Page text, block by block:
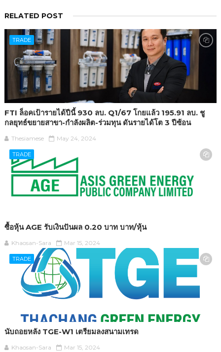
RELATED POST
TRADE
FTI ล็อคเป้ารายได้ปีนี้ 930 ลบ. Q1/67 โกยแล้ว 195.91 ลบ. ชู
กลยุทธ์ขยายสาขา-กำลังผลิต-ร่วมทุน ดันรายได้โต 3 ปีซ้อน
Thesiamese May 24, 2024
TRADE
ซื้อหุ้น AGE รับเงินปันผล 0.20 บาท บาท/หุ้น
Khaosan-Sara Mar 15, 2024
TRADE
นับถอยหลัง TGE-W1 เตรียมลงสนามเทรด
Khaosan-Sara Mar 15, 2024